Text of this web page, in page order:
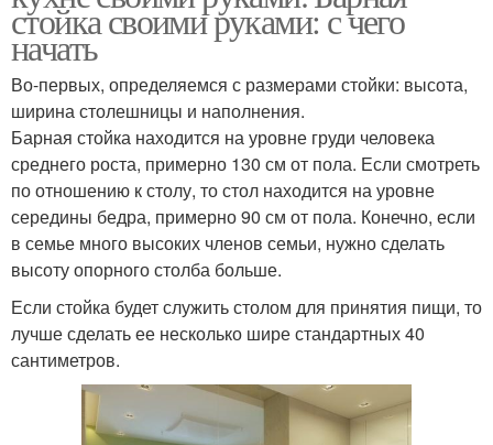
стойка своими руками: с чего
начать
Во-первых, определяемся с размерами стойки: высота,
ширина столешницы и наполнения.
Барная стойка находится на уровне груди человека
среднего роста, примерно 130 см от пола. Если смотреть
по отношению к столу, то стол находится на уровне
середины бедра, примерно 90 см от пола. Конечно, если
в семье много высоких членов семьи, нужно сделать
высоту опорного столба больше.
Если стойка будет служить столом для принятия пищи, то
лучше сделать ее несколько шире стандартных 40
сантиметров.